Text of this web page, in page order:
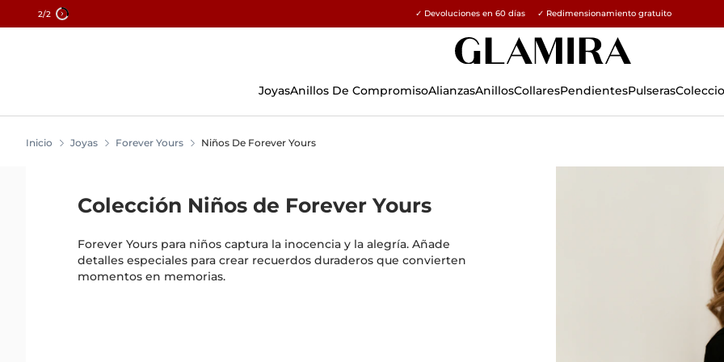
2/2 15% en todos los pedidos →
✓ Devoluciones en 60 días ✓ Redimensionamiento gratuito
JoyasAnillos De CompromisoAlianzasAnillosCollaresPendientesPulseras
Inicio Joyas Forever Yours Niños De Forever Yours
Colección Niños de Forever Yours
Forever Yours para niños captura la inocencia y la alegría. Añade
detalles especiales para crear recuerdos duraderos que convierten
momentos en memorias.